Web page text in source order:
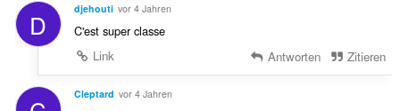
D djehouti vor 4 Jahren
C'est super classe
Link
Antworten Zitieren
Cleptard vor 4 Jahren